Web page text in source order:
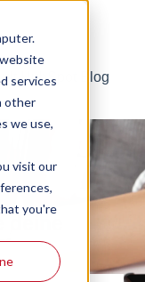
services
other
we use,
visit our
you're
HubSpot Blog